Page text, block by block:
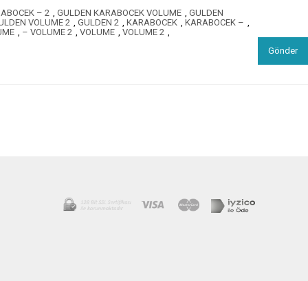
– 2 , GULDEN KARABOCEK VOLUME , GULDEN
VOLUME 2 , GULDEN 2 , KARABOCEK , KARABOCEK – ,
, – VOLUME 2 , VOLUME , VOLUME 2 ,
Gönder